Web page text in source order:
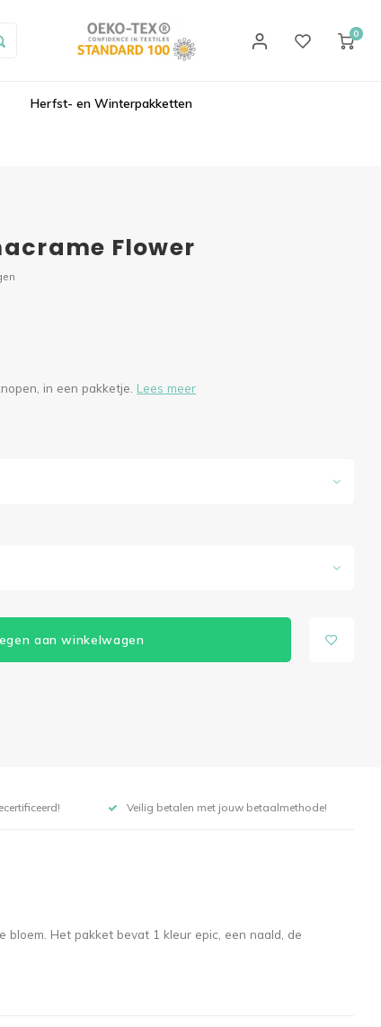
0
Herfst- en Winterpakketten
Flower
in een pakketje. Lees meer
aan winkelwagen
Veilig betalen met jouw betaalmethode!
Het pakket bevat 1 kleur epic, een naald, de